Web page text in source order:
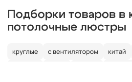
Подборки товаров в
потолочные люстры
круглые с вентилятором китай